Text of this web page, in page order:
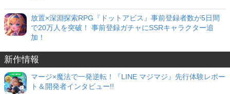
放置×深淵探索RPG『ドットアビス』事前登録者数が5日間
で20万人を突破！ 事前登録ガチャにSSRキャラクター追
加！
新作情報
マージ×魔法で一発逆転！『LINE マジマジ』先行体験レポー
ト＆開発者インタビュー!!